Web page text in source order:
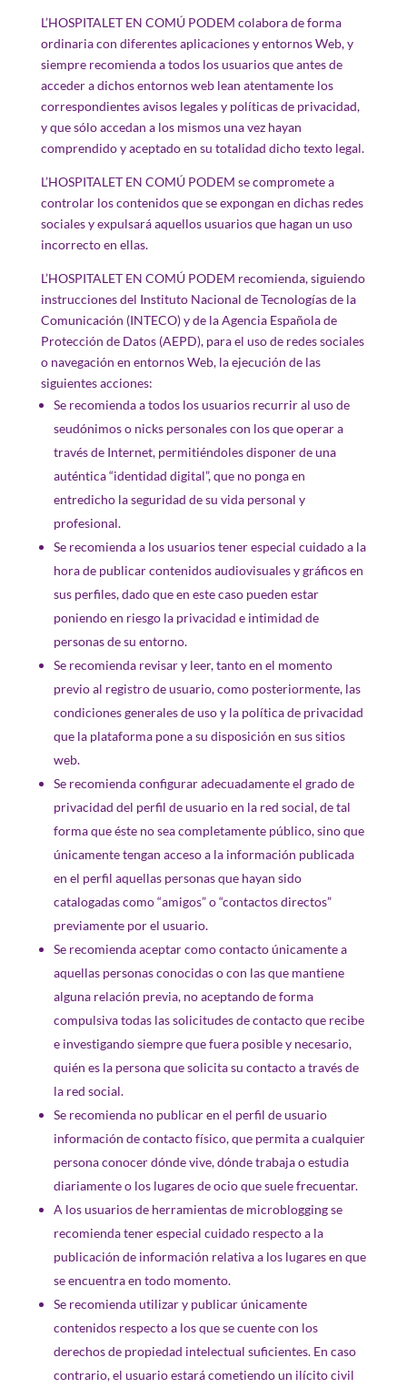
L’HOSPITALET EN COMÚ PODEM colabora de forma
ordinaria con diferentes aplicaciones y entornos Web, y
siempre recomienda a todos los usuarios que antes de
acceder a dichos entornos web lean atentamente los
correspondientes avisos legales y políticas de privacidad,
y que sólo accedan a los mismos una vez hayan
comprendido y aceptado en su totalidad dicho texto legal.
L’HOSPITALET EN COMÚ PODEM se compromete a
controlar los contenidos que se expongan en dichas redes
sociales y expulsará aquellos usuarios que hagan un uso
incorrecto en ellas.
L’HOSPITALET EN COMÚ PODEM recomienda, siguiendo
instrucciones del Instituto Nacional de Tecnologías de la
Comunicación (INTECO) y de la Agencia Española de
Protección de Datos (AEPD), para el uso de redes sociales
o navegación en entornos Web, la ejecución de las
siguientes acciones:
Se recomienda a todos los usuarios recurrir al uso de
seudónimos o nicks personales con los que operar a
través de Internet, permitiéndoles disponer de una
auténtica “identidad digital”, que no ponga en
entredicho la seguridad de su vida personal y
profesional.
Se recomienda a los usuarios tener especial cuidado a la
hora de publicar contenidos audiovisuales y gráficos en
sus perfiles, dado que en este caso pueden estar
poniendo en riesgo la privacidad e intimidad de
personas de su entorno.
Se recomienda revisar y leer, tanto en el momento
previo al registro de usuario, como posteriormente, las
condiciones generales de uso y la política de privacidad
que la plataforma pone a su disposición en sus sitios
web.
Se recomienda configurar adecuadamente el grado de
privacidad del perfil de usuario en la red social, de tal
forma que éste no sea completamente público, sino que
únicamente tengan acceso a la información publicada
en el perfil aquellas personas que hayan sido
catalogadas como “amigos” o “contactos directos”
previamente por el usuario.
Se recomienda aceptar como contacto únicamente a
aquellas personas conocidas o con las que mantiene
alguna relación previa, no aceptando de forma
compulsiva todas las solicitudes de contacto que recibe
e investigando siempre que fuera posible y necesario,
quién es la persona que solicita su contacto a través de
la red social.
Se recomienda no publicar en el perfil de usuario
información de contacto físico, que permita a cualquier
persona conocer dónde vive, dónde trabaja o estudia
diariamente o los lugares de ocio que suele frecuentar.
A los usuarios de herramientas de microblogging se
recomienda tener especial cuidado respecto a la
publicación de información relativa a los lugares en que
se encuentra en todo momento.
Se recomienda utilizar y publicar únicamente
contenidos respecto a los que se cuente con los
derechos de propiedad intelectual suficientes. En caso
contrario, el usuario estará cometiendo un ilícito civil